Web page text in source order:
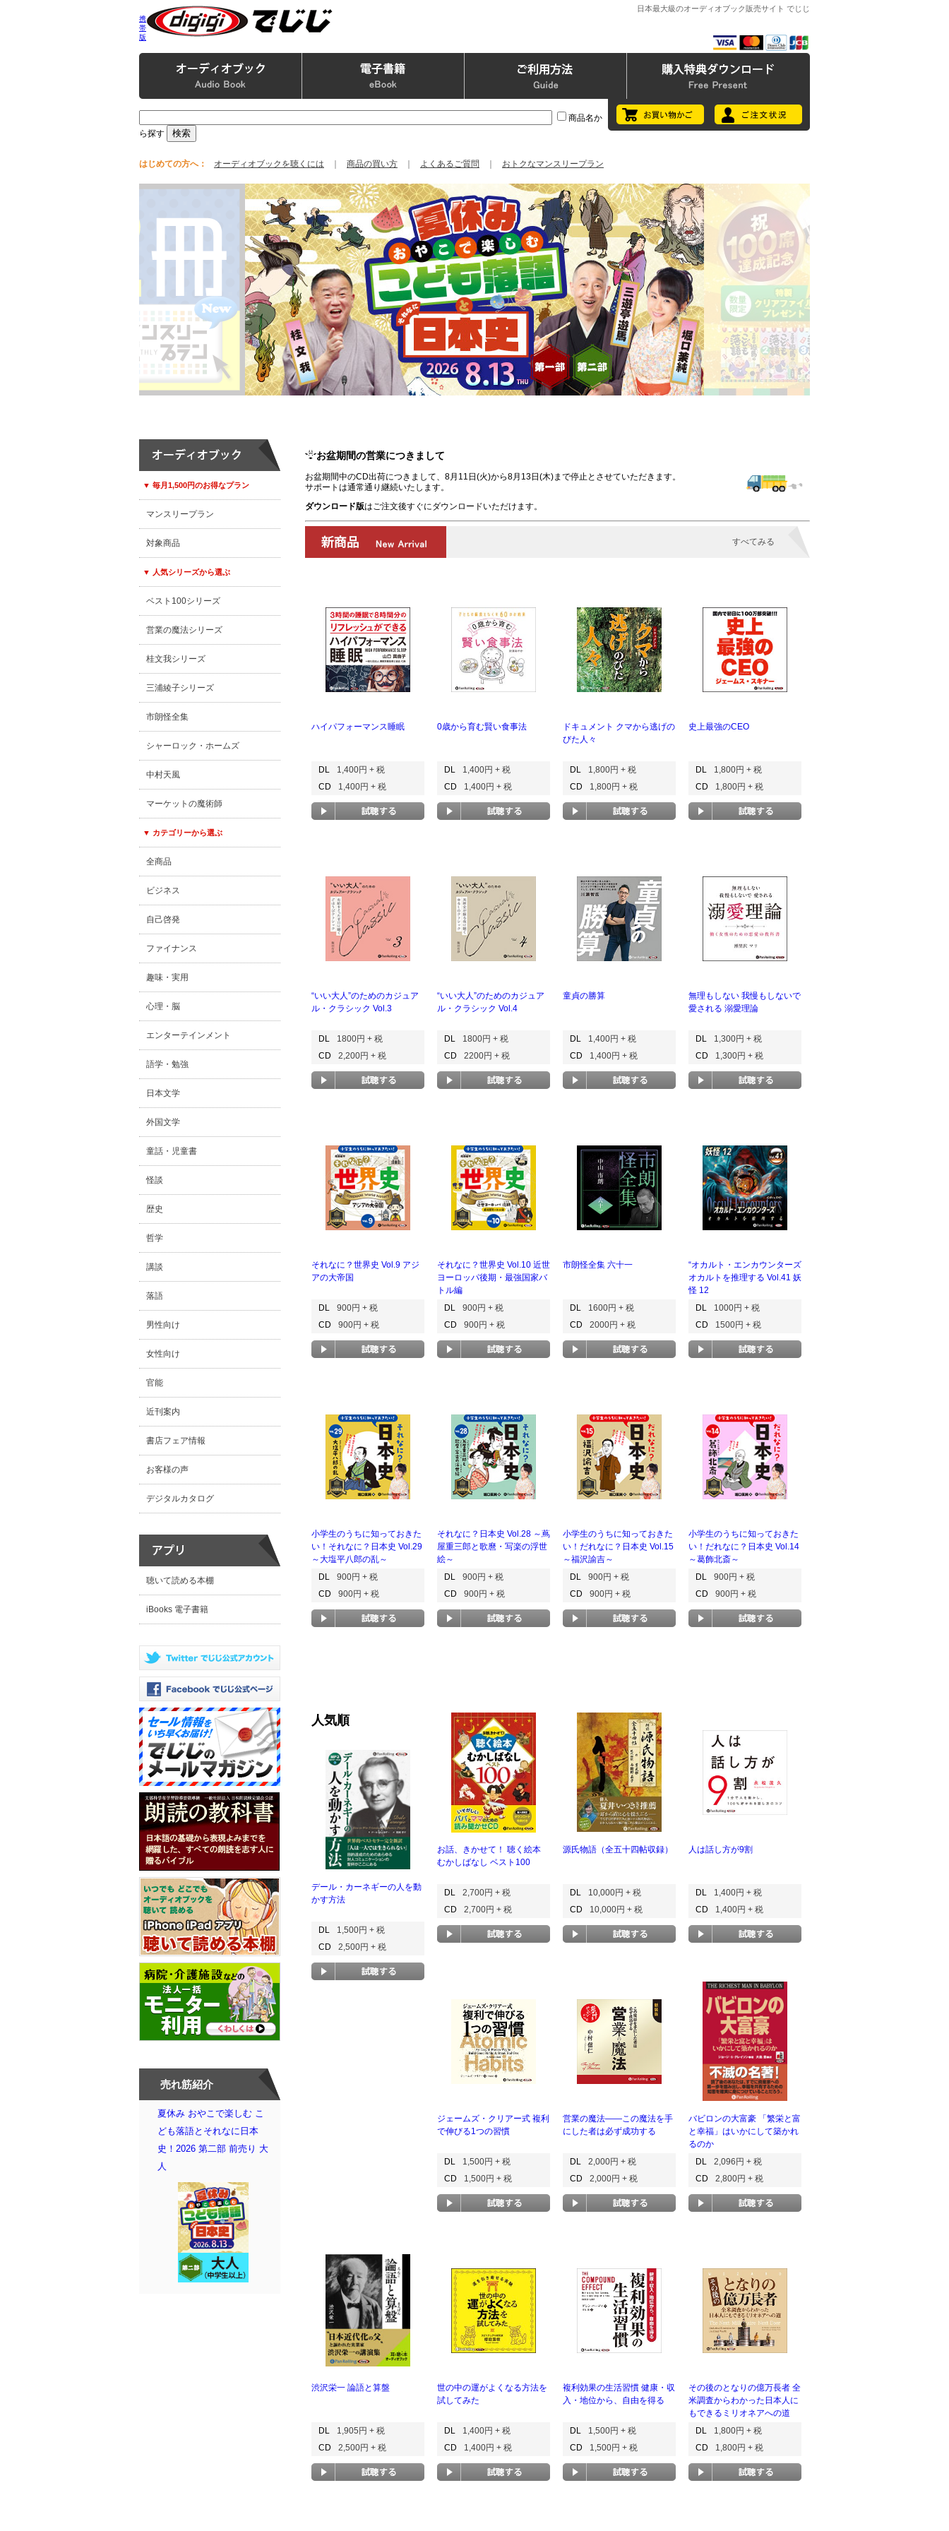
携
帯
版
日本最大級のオーディオブック販売サイト でじじ
商品名か
ら探す
はじめての方へ： オーディオブックを聴くには 商品の買い方 よくあるご質問 おトクなマンスリープラン
▼ 毎月1,500円のお得なプラン
マンスリープラン
対象商品
▼ 人気シリーズから選ぶ
ベスト100シリーズ
営業の魔法シリーズ
桂文我シリーズ
三浦綾子シリーズ
市朗怪全集
シャーロック・ホームズ
中村天風
マーケットの魔術師
▼ カテゴリーから選ぶ
全商品
ビジネス
自己啓発
ファイナンス
趣味・実用
心理・脳
エンターテインメント
語学・勉強
日本文学
外国文学
童話・児童書
怪談
歴史
哲学
講談
落語
男性向け
女性向け
官能
近刊案内
書店フェア情報
お客様の声
デジタルカタログ
聴いて読める本棚
iBooks 電子書籍
売れ筋紹介
夏休み おやこで楽しむ こ
ども落語とそれなに日本
史！2026 第二部 前売り 大
人
お盆期間の営業につきまして
お盆期間中のCD出荷につきまして、8月11日(火)から8月13日(木)まで停止とさせていただきます。
サポートは通常通り継続いたします。
ダウンロード版はご注文後すぐにダウンロードいただけます。
すべてみる
00:00/00:00
ハイパフォーマンス睡眠
DL
1,400円 + 税
CD
1,400円 + 税
0歳から育む賢い食事法
DL
1,400円 + 税
CD
1,400円 + 税
ドキュメント クマから逃げの
びた人々
DL
1,800円 + 税
CD
1,800円 + 税
史上最強のCEO
DL
1,800円 + 税
CD
1,800円 + 税
“いい大人”のためのカジュア
ル・クラシック Vol.3
DL
1800円 + 税
CD
2,200円 + 税
“いい大人”のためのカジュア
ル・クラシック Vol.4
DL
1800円 + 税
CD
2200円 + 税
童貞の勝算
DL
1,400円 + 税
CD
1,400円 + 税
無理もしない 我慢もしないで
愛される 溺愛理論
DL
1,300円 + 税
CD
1,300円 + 税
それなに？世界史 Vol.9 アジ
アの大帝国
DL
900円 + 税
CD
900円 + 税
それなに？世界史 Vol.10 近世
ヨーロッパ後期・最強国家バ
トル編
DL
900円 + 税
CD
900円 + 税
市朗怪全集 六十一
DL
1600円 + 税
CD
2000円 + 税
“オカルト・エンカウンターズ
オカルトを推理する Vol.41 妖
怪 12
DL
1000円 + 税
CD
1500円 + 税
小学生のうちに知っておきた
い！それなに？日本史 Vol.29
～大塩平八郎の乱～
DL
900円 + 税
CD
900円 + 税
それなに？日本史 Vol.28 ～蔦
屋重三郎と歌麿・写楽の浮世
絵～
DL
900円 + 税
CD
900円 + 税
小学生のうちに知っておきた
い！だれなに？日本史 Vol.15
～福沢諭吉～
DL
900円 + 税
CD
900円 + 税
小学生のうちに知っておきた
い！だれなに？日本史 Vol.14
～葛飾北斎～
DL
900円 + 税
CD
900円 + 税
人気順
デール・カーネギーの人を動
かす方法
DL
1,500円 + 税
CD
2,500円 + 税
お話、きかせて！ 聴く絵本
むかしばなし ベスト100
DL
2,700円 + 税
CD
2,700円 + 税
源氏物語（全五十四帖収録）
DL
10,000円 + 税
CD
10,000円 + 税
人は話し方が9割
DL
1,400円 + 税
CD
1,400円 + 税
ジェームズ・クリアー式 複利
で伸びる1つの習慣
DL
1,500円 + 税
CD
1,500円 + 税
営業の魔法――この魔法を手
にした者は必ず成功する
DL
2,000円 + 税
CD
2,000円 + 税
バビロンの大富豪 「繁栄と富
と幸福」はいかにして築かれ
るのか
DL
2,096円 + 税
CD
2,800円 + 税
渋沢栄一 論語と算盤
DL
1,905円 + 税
CD
2,500円 + 税
世の中の運がよくなる方法を
試してみた
DL
1,400円 + 税
CD
1,400円 + 税
複利効果の生活習慣 健康・収
入・地位から、自由を得る
DL
1,500円 + 税
CD
1,500円 + 税
その後のとなりの億万長者 全
米調査からわかった日本人に
もできるミリオネアへの道
DL
1,800円 + 税
CD
1,800円 + 税